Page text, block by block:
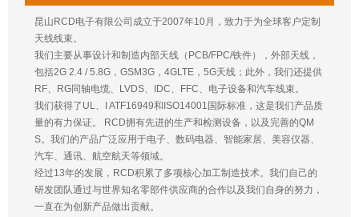
昆山RCD电子有限公司成立于2007年10月，致力于为全球客户定制
天线线束。
我们主要从事设计和制造内部天线（PCB/FPC/铁件），外部天线，
包括2G 2.4 / 5.8G，GSM3G，4GLTE，5G天线；此外，我们还提供
RF、RG同轴电缆、LVDS、IDC、FFC、电子设备和汽车线束。
我们获得了UL、I ATF16949和ISO14001国际标准，这是我们产品质
量的有力保证。 RCD拥有先进的生产和检测设备，以及完善的QM
S。我们的产品广泛应用于电子、数码电器、智能家居、美容仪器、
汽车、通讯、航空航天等领域。
经过13年的发展，RCD积累了多项核心加工制造技术。我们自己的
研发团队通过与世界知名零部件供应商的合作以及我们自身的努力，
一直在为创新产品做出贡献。